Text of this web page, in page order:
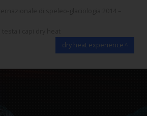
dry heat experience